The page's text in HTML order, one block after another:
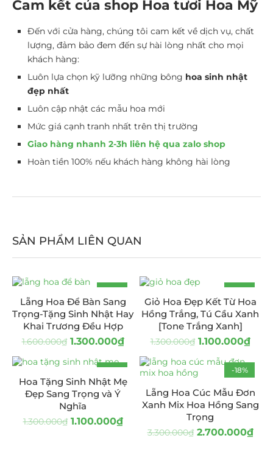
Cam kết của shop Hoa tươi Hoa Mỹ
Đến với cửa hàng, chúng tôi cam kết về dịch vụ, chất
lượng, đảm bảo đem đến sự hài lòng nhất cho mọi
khách hàng:
Luôn lựa chọn kỹ lưỡng những bông hoa sinh nhật
đẹp nhất
Luôn cập nhật các mẫu hoa mới
Mức giá cạnh tranh nhất trên thị trường
Giao hàng nhanh 2-3h liên hệ qua zalo shop
Hoàn tiền 100% nếu khách hàng không hài lòng
SẢN PHẨM LIÊN QUAN
-19%
Lẵng Hoa Để Bàn Sang
Trọng-Tặng Sinh Nhật Hay
Khai Trương Đều Hợp
1.600.000₫ 1.300.000₫
-15%
Giỏ Hoa Đẹp Kết Từ Hoa
Hồng Trắng, Tú Cầu Xanh
[Tone Trắng Xanh]
1.300.000₫ 1.100.000₫
-15%
Hoa Tặng Sinh Nhật Mẹ
Đẹp Sang Trọng và Ý
Nghĩa
1.300.000₫ 1.100.000₫
-18%
Lẵng Hoa Cúc Mẫu Đơn
Xanh Mix Hoa Hồng Sang
Trọng
3.300.000₫ 2.700.000₫